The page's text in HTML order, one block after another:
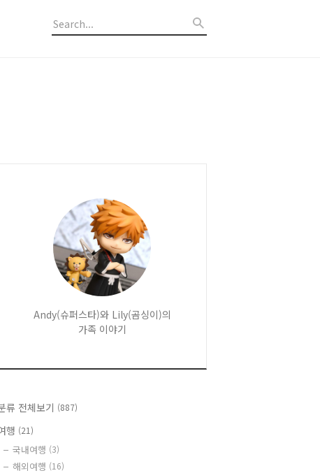
Andy(슈퍼스타)와 Lily(곰싱이)의
가족 이야기
류 전체보기 (887)
행 (21)
국내여행 (3)
해외여행 (16)